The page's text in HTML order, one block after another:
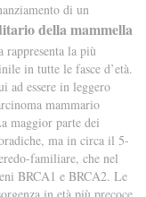
di un
della mammella
la più
in tutte le fasce d’età.
ad essere in leggero
mammario
maggior parte dei
ma in circa il 5-
familiare, che nel
BRCA1 e BRCA2. Le